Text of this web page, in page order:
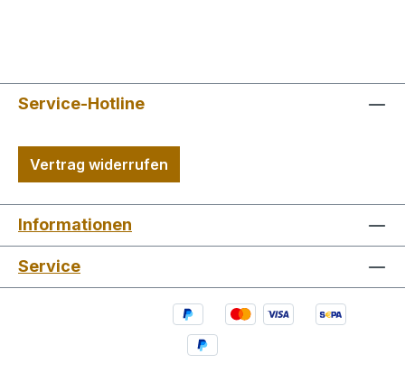
Service-Hotline
Vertrag widerrufen
Informationen
Service